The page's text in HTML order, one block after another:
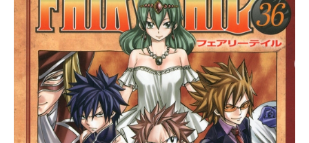
話キャスト宮代拓留：松岡禎丞尾上
世莉架：上坂すみれ来栖乃々：ブリ
ドカットセーラ恵美有村雛絵：三森
すずこ山添うき：水瀬いのり香月
華：仲谷明香久野里澪：真田アサミ
伊藤真二：藤原祐規川原雅司：阿部
敦橘結衣：原由実橘結人：菊池ここ
ろ神成岳志：桐本琢也百瀬克子：く
じら佐久間恒：志村知幸和久井修